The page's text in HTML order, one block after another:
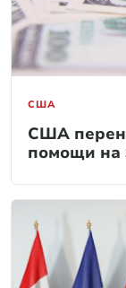
США
США
помощи на